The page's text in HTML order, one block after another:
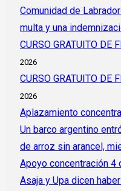
Comunidad de
multa y una
CURSO GRATUITO DE
2026
CURSO GRATUITO DE
2026
Aplazamiento
Un barco argentino
de arroz sin arancel,
Apoyo concentración 4
Asaja y Upa dicen